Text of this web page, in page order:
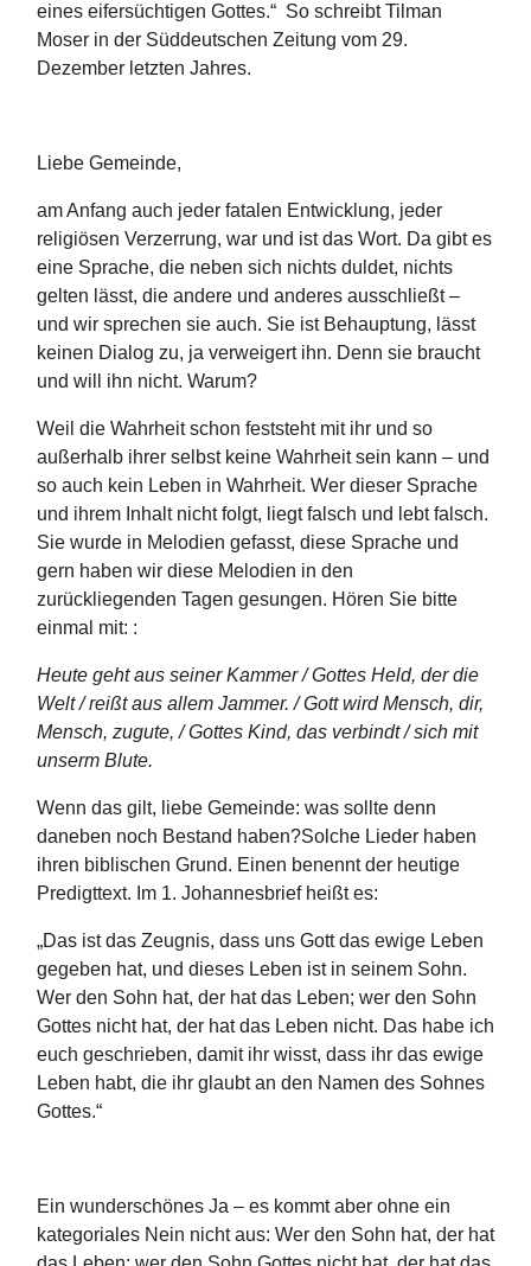
eines eifersüchtigen Gottes.“ So schreibt Tilman
Moser in der Süddeutschen Zeitung vom 29.
Dezember letzten Jahres.
Liebe Gemeinde,
am Anfang auch jeder fatalen Entwicklung, jeder
religiösen Verzerrung, war und ist das Wort. Da gibt es
eine Sprache, die neben sich nichts duldet, nichts
gelten lässt, die andere und anderes ausschließt –
und wir sprechen sie auch. Sie ist Behauptung, lässt
keinen Dialog zu, ja verweigert ihn. Denn sie braucht
und will ihn nicht. Warum?
Weil die Wahrheit schon feststeht mit ihr und so
außerhalb ihrer selbst keine Wahrheit sein kann – und
so auch kein Leben in Wahrheit. Wer dieser Sprache
und ihrem Inhalt nicht folgt, liegt falsch und lebt falsch.
Sie wurde in Melodien gefasst, diese Sprache und
gern haben wir diese Melodien in den
zurückliegenden Tagen gesungen. Hören Sie bitte
einmal mit: :
Heute geht aus seiner Kammer / Gottes Held, der die
Welt / reißt aus allem Jammer. / Gott wird Mensch, dir,
Mensch, zugute, / Gottes Kind, das verbindt / sich mit
unserm Blute.
Wenn das gilt, liebe Gemeinde: was sollte denn
daneben noch Bestand haben?Solche Lieder haben
ihren biblischen Grund. Einen benennt der heutige
Predigttext. Im 1. Johannesbrief heißt es:
„Das ist das Zeugnis, dass uns Gott das ewige Leben
gegeben hat, und dieses Leben ist in seinem Sohn.
Wer den Sohn hat, der hat das Leben; wer den Sohn
Gottes nicht hat, der hat das Leben nicht. Das habe ich
euch geschrieben, damit ihr wisst, dass ihr das ewige
Leben habt, die ihr glaubt an den Namen des Sohnes
Gottes.“
Ein wunderschönes Ja – es kommt aber ohne ein
kategoriales Nein nicht aus: Wer den Sohn hat, der hat